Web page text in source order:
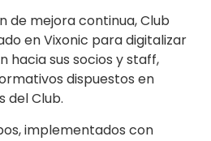
de mejora continua, Club
en Vixonic para digitalizar
hacia sus socios y staff,
dispuestos en
del Club.
implementados con